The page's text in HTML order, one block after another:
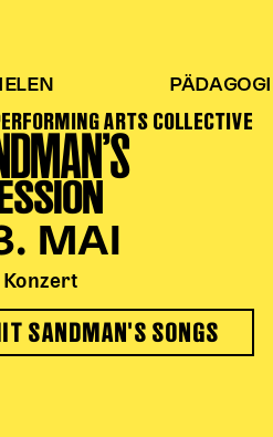
ARTS COLLECTIVE
MAI
Konzert
SANDMAN'S SONGS